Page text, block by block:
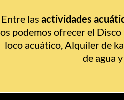
Entre lasactividades
os podemos ofrecer el Disco
loco acuático, Alquiler de
de agua